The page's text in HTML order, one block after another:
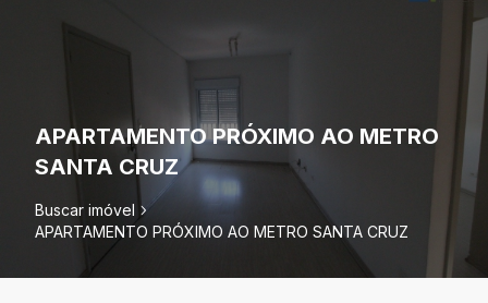
APARTAMENTO PRÓXIMO AO METRO
SANTA CRUZ
Buscar imóvel
APARTAMENTO PRÓXIMO AO METRO SANTA CRUZ